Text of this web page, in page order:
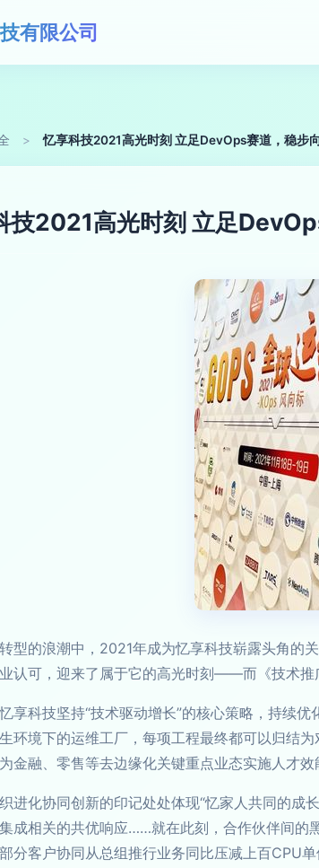
有限公司
> 忆享科技2021高光时刻 立足DevOps赛道，稳步
技2021高光时刻 立足
型的浪潮中，2021年成为忆享科技崭露头角的
认可，迎来了属于它的高光时刻——而《技术推
享科技坚持“技术驱动增长”的核心策略，持续
环境下的运维工厂，每项工程最终都可以归结
金融、零售等去边缘化关键重点业态实施人才效
进化协同创新的印记处处体现“忆家人共同的成
成相关的共优响应……就在此刻，合作伙伴间
分客户协同从总组推行业务同比压减上百CPU